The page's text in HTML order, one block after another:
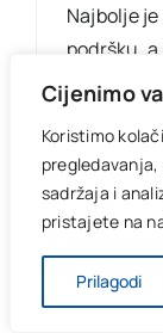
Cijenimo
Koristimo
sadržaja i
pristajete na
Prilagodi
Najbolje
podršku,